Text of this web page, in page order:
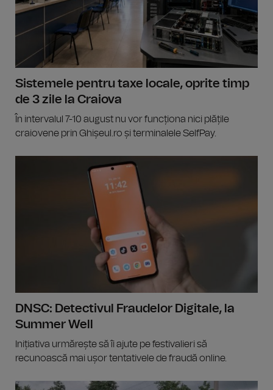
Sistemele pentru taxe locale, oprite timp
de 3 zile la Craiova
În intervalul 7-10 august nu vor funcționa nici plățile
craiovene prin Ghișeul.ro și terminalele SelfPay.
DNSC: Detectivul Fraudelor Digitale, la
Summer Well
Inițiativa urmărește să îi ajute pe festivalieri să
recunoască mai ușor tentativele de fraudă online.